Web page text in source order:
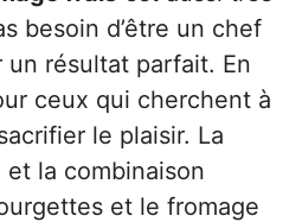
besoin d’être un chef
résultat parfait. En
ceux qui cherchent à
le plaisir. La
la combinaison
et le fromage